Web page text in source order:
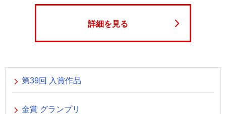
詳細を見る
第39回 入賞作品
金賞 グランプリ